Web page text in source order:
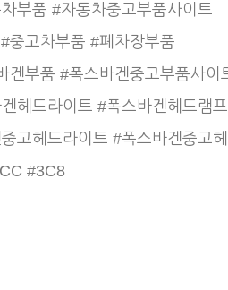
부품 #자동차중고부품사이트
중고차부품 #폐차장부품
겐부품 #폭스바겐중고부품사이
헤드라이트 #폭스바겐헤드램프
고헤드라이트 #폭스바겐중고
#3C8